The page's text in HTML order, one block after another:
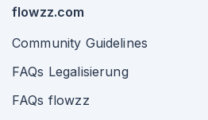
flowzz.com
Community Guidelines
FAQs Legalisierung
FAQs flowzz